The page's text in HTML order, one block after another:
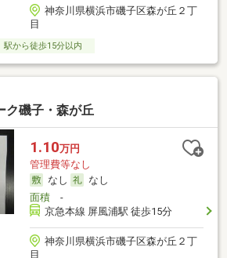
神奈川県横浜市磯子区森が丘２丁
目
駅から徒歩15分以内
ク磯子・森が丘
1.10万円
管理費等なし
なし
なし
面積-
京急本線 屏風浦駅 徒歩15分
神奈川県横浜市磯子区森が丘２丁
目